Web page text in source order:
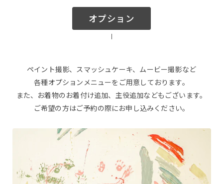
オプション
ペイント撮影、スマッシュケーキ、ムービー撮影など
各種オプションメニューをご用意しております。
また、お着物のお着付け追加、主役追加などもございます。
ご希望の方はご予約の際にお申し込みください。